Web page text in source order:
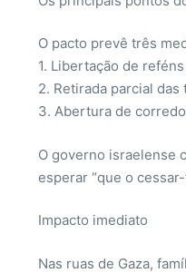
O pacto prevê três
1. Libertação de
2. Retirada parcial
3. Abertura de
O governo israelense
esperar “que o
Impacto imediato
Nas ruas de Gaza,